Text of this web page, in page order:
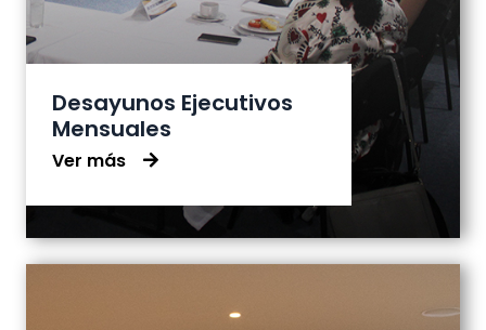
Desayunos Ejecutivos
Mensuales
Ver más